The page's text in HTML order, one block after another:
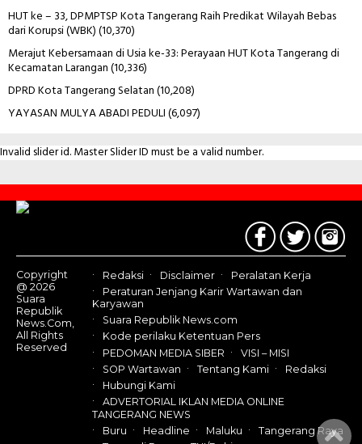
HUT ke – 33, DPMPTSP Kota Tangerang Raih Predikat Wilayah Bebas
dari Korupsi (WBK)(10,370)
Merajut Kebersamaan di Usia ke-33: Perayaan HUT Kota Tangerang di
Kecamatan Larangan(10,336)
DPRD Kota Tangerang Selatan(10,208)
YAYASAN MULYA ABADI PEDULI(6,097)
Invalid slider id. Master Slider ID must be a valid number.
Contact
Us
Copyright
@ 2026
Suara
Republik
News.Com,
All Rights
Reserved
Redaksi Disclaimer
Peralatan Kerja
Peraturan Jenjang Karir Wartawan dan
Karyawan
Suara Republik News.com
Kode perilaku Ketentuan Pers
PEDOMAN MEDIA SIBER
VISI – MISI
SOP Wartawan
Tentang Kami
Redaksi
Hubungi Kami
ADVERTORIAL IKLAN MEDIA ONLINE
TANGERANG NEWS
Buru
Headline Maluku
Tangerang Raya